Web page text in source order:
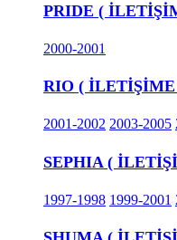
PRIDE (
2000-2001
RIO (
2001-2002 2003-2005
SEPHIA (
1997-1998 1999-2001